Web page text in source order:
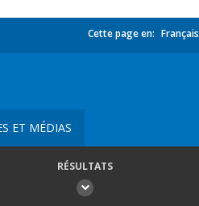
Cette page en: Français
ET MÉDIAS
RÉSULTATS